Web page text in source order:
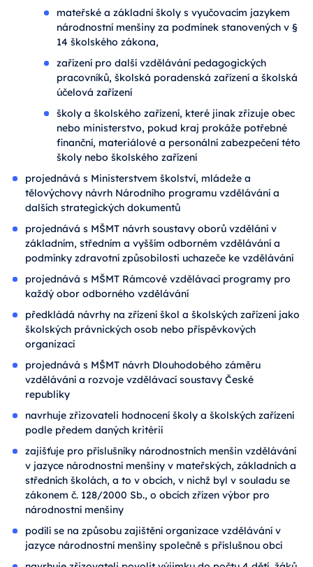
mateřské a základní školy s vyučovacím jazykem
národnostní menšiny za podmínek stanovených v §
14 školského zákona,
zařízení pro další vzdělávání pedagogických
pracovníků, školská poradenská zařízení a školská
účelová zařízení
školy a školského zařízení, které jinak zřizuje obec
nebo ministerstvo, pokud kraj prokáže potřebné
finanční, materiálové a personální zabezpečení této
školy nebo školského zařízení
projednává s Ministerstvem školství, mládeže a
tělovýchovy návrh Národního programu vzdělávání a
dalších strategických dokumentů
projednává s MŠMT návrh soustavy oborů vzdělání v
základním, středním a vyšším odborném vzdělávání a
podmínky zdravotní způsobilosti uchazeče ke vzdělávání
projednává s MŠMT Rámcové vzdělávací programy pro
každý obor odborného vzdělávání
předkládá návrhy na zřízení škol a školských zařízení jako
školských právnických osob nebo příspěvkových
organizací
projednává s MŠMT návrh Dlouhodobého záměru
vzdělávání a rozvoje vzdělávací soustavy České
republiky
navrhuje zřizovateli hodnocení školy a školských zařízení
podle předem daných kritérií
zajišťuje pro příslušníky národnostních menšin vzdělávání
v jazyce národnostní menšiny v mateřských, základních a
středních školách, a to v obcích, v nichž byl v souladu se
zákonem č. 128/2000 Sb., o obcích zřízen výbor pro
národnostní menšiny
podílí se na způsobu zajištění organizace vzdělávání v
jazyce národnostní menšiny společně s příslušnou obcí